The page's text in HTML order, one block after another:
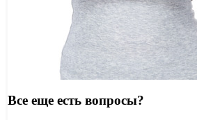
Все еще есть вопросы?